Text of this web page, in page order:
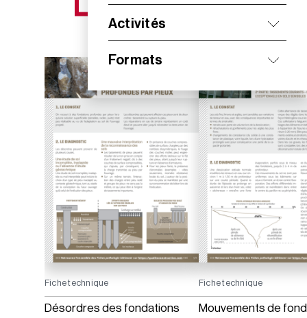
Activités
Formats
NOS NOUVEAUTÉS
Fiche technique
Désordres des fondations
Fiche technique
Mouvements de